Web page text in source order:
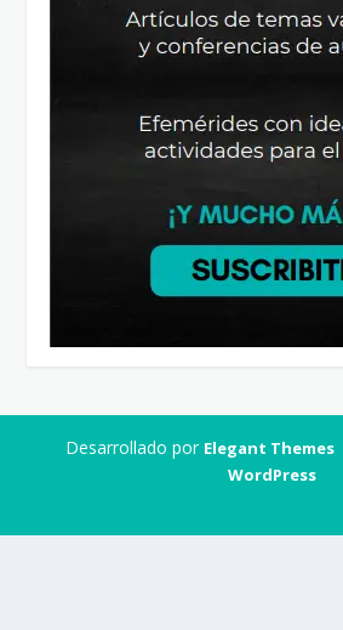
Desarrollado por Elegant Themes|
WordPress